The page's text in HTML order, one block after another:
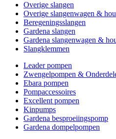
Overige slangen
Overige slangenwagen &
Beregeningsslangen
Gardena slangen
Gardena slangenwagen &
Slangklemmen
Leader pompen
Zwengelpompen &
Ebara pompen
Pompaccessoires
Excellent pompen
Kinpumps
Gardena besproeiingspomp
Gardena dompelpompen